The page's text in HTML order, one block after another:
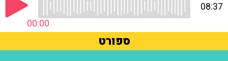
00:00
08:37
ספורט